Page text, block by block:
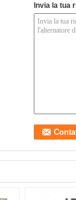
Invia la tua